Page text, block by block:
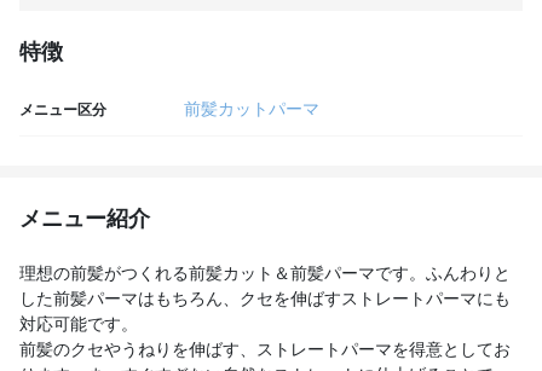
特徴
メニュー区分 前髪カットパーマ
メニュー紹介
理想の前髪がつくれる前髪カット＆前髪パーマです。ふんわりと
した前髪パーマはもちろん、クセを伸ばすストレートパーマにも
対応可能です。
前髪のクセやうねりを伸ばす、ストレートパーマを得意としてお